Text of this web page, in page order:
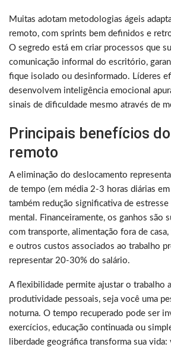
Muitas adotam metodologias ágeis
remoto, com sprints bem definidos e
O segredo está em criar processos que
comunicação informal do escritório,
fique isolado ou desinformado. Líderes
desenvolvem inteligência emocional
sinais de dificuldade mesmo através de
Principais benefícios
remoto
A eliminação do deslocamento
de tempo (em média 2-3 horas diárias em
também redução significativa de estresse
mental. Financeiramente, os ganhos são
com transporte, alimentação fora de
e outros custos associados ao trabalho
representar 20-30% do salário.
A flexibilidade permite ajustar o trabalho
produtividade pessoais, seja você uma
noturna. O tempo recuperado pode ser
exercícios, educação continuada ou
liberdade geográfica transforma sua